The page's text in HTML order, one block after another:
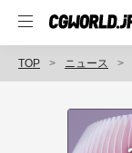
TOP ニュース